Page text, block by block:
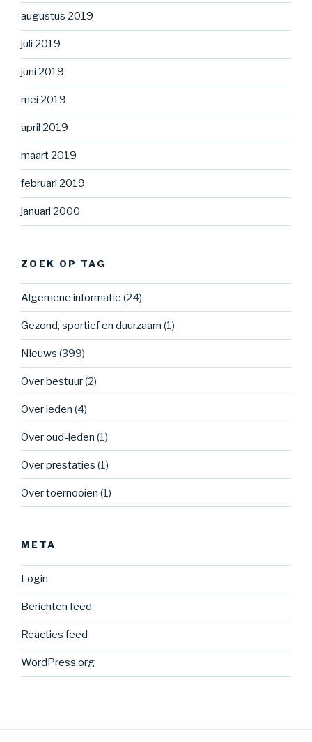
augustus 2019
juli 2019
juni 2019
mei 2019
april 2019
maart 2019
februari 2019
januari 2000
ZOEK OP TAG
Algemene informatie (24)
Gezond, sportief en duurzaam (1)
Nieuws (399)
Over bestuur(2)
Over leden (4)
Over oud-leden (1)
Over prestaties (1)
Over toernooien (1)
META
Login
Berichten feed
Reacties feed
WordPress.org